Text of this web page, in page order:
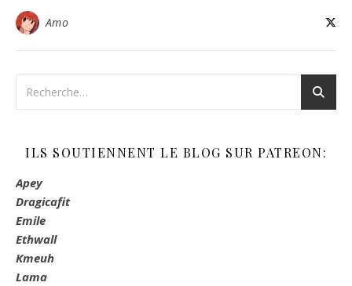
Amo
ILS SOUTIENNENT LE BLOG SUR PATREON:
Apey
Dragicafit
Emile
Ethwall
Kmeuh
Lama